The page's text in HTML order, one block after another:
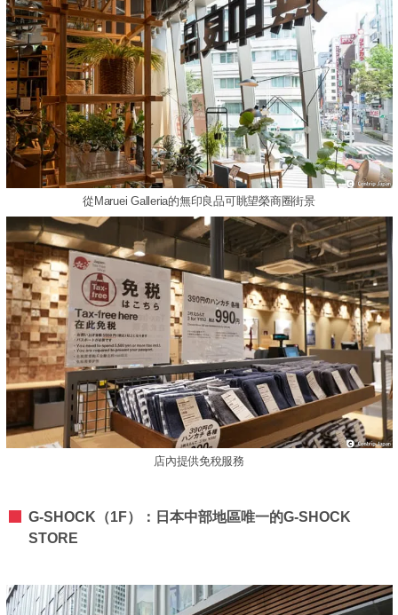
從Maruei Galleria的無印良品可眺望榮商圈街景
店內提供免稅服務
G-SHOCK（1F）：日本中部地區唯一的G-SHOCK
STORE